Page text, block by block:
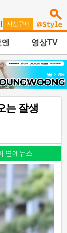
| 사진구매
영상TV
는 잘생
연예뉴스